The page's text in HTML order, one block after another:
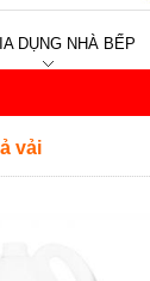
DỤNG NHÀ BẾP
vải